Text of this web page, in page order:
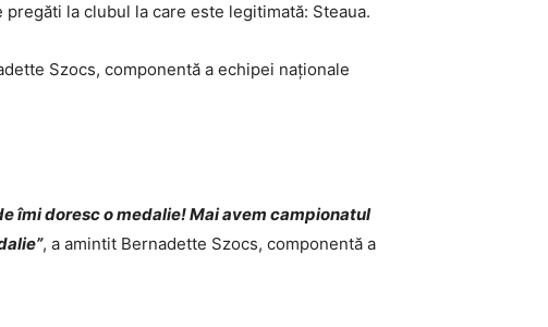
la clubul la care este legitimată: Steaua.
Szocs, componentă a echipei naționale
îmi doresc o medalie! Mai avem campionatul
, a amintit Bernadette Szocs, componentă a